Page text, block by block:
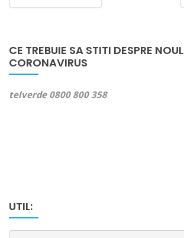
CE TREBUIE SA STITI DESPRE NOUL
CORONAVIRUS
telverde 0800 800 358
UTIL: